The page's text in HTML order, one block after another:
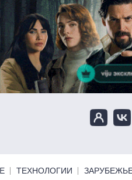
ТЕХНОЛОГИИ